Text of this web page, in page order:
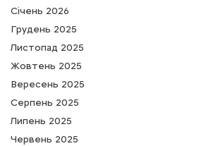
Cічень 2026
Грудень 2025
Листопад 2025
Жовтень 2025
Вересень 2025
Серпень 2025
Липень 2025
Червень 2025